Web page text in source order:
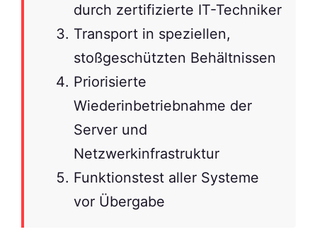
durch zertifizierte IT-Techniker
Transport in speziellen,
stoßgeschützten Behältnissen
Priorisierte
Wiederinbetriebnahme der
Server und
Netzwerkinfrastruktur
Funktionstest aller Systeme
vor Übergabe